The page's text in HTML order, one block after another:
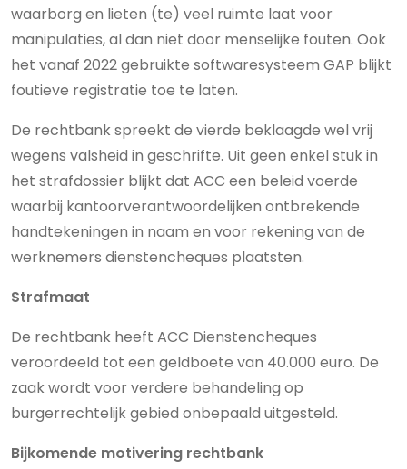
waarborg en lieten (te) veel ruimte laat voor
manipulaties, al dan niet door menselijke fouten. Ook
het vanaf 2022 gebruikte softwaresysteem GAP blijkt
foutieve registratie toe te laten.
De rechtbank spreekt de vierde beklaagde wel vrij
wegens valsheid in geschrifte. Uit geen enkel stuk in
het strafdossier blijkt dat ACC een beleid voerde
waarbij kantoorverantwoordelijken ontbrekende
handtekeningen in naam en voor rekening van de
werknemers dienstencheques plaatsten.
Strafmaat
De rechtbank heeft ACC Dienstencheques
veroordeeld tot een geldboete van 40.000 euro. De
zaak wordt voor verdere behandeling op
burgerrechtelijk gebied onbepaald uitgesteld.
Bijkomende motivering rechtbank